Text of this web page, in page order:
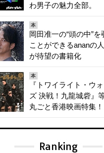
わ男子の魅力全部。
本
岡田准一の“頭の中”を
ことができるananの
が待望の書籍化
本
『トワイライト・ウ
ズ 決戦！九龍城砦』
丸ごと香港映画特集！
Ranking